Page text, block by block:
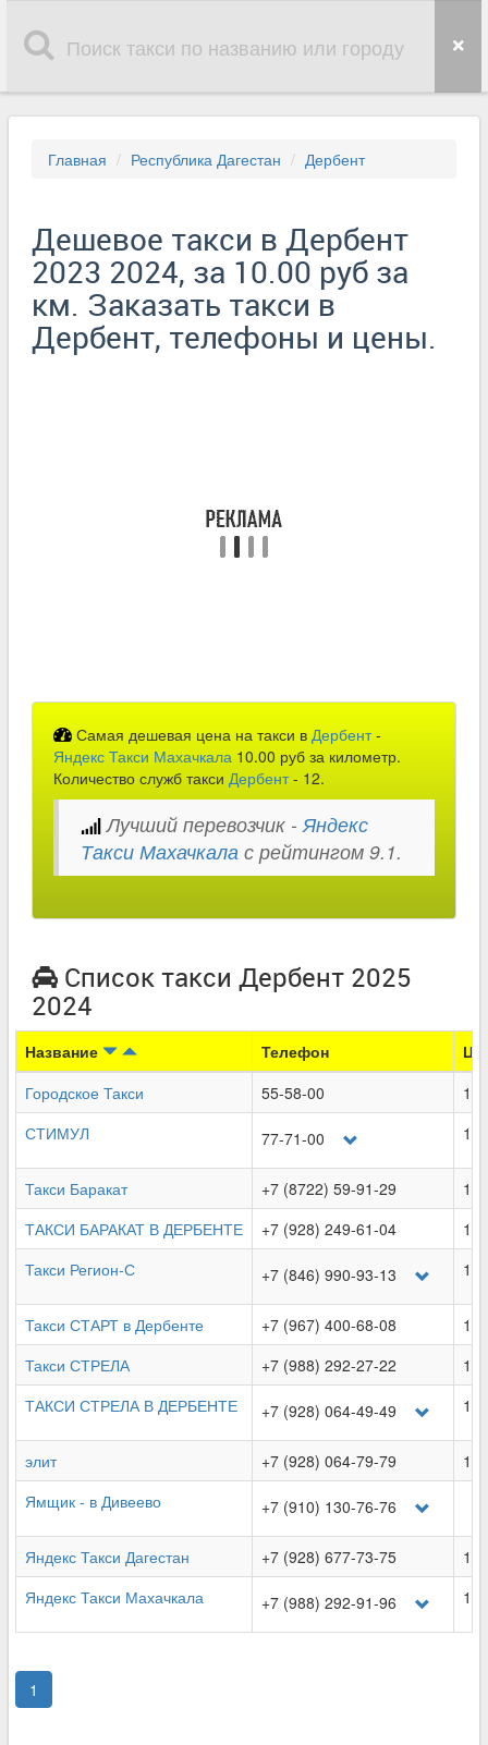
Главная Республика Дагестан Дербент
Дешевое такси в Дербент
2023 2024, за 10.00 руб за
км. Заказать такси в
Дербент, телефоны и цены.
Самая дешевая цена на такси в Дербент-
Яндекс Такси Махачкала 10.00 руб за километр.
Количество служб такси Дербент- 12.
Лучший перевозчик -Яндекс
Такси Махачкала с рейтингом 9.1.
Список такси Дербент 2025
2024
Название Телефон
Городское Такси
55-58-00
СТИМУЛ
77-71-00
Такси Баракат +7 (8722) 59-91-29
ТАКСИ БАРАКАТ В ДЕРБЕНТЕ
+7 (928) 249-61-04
Такси Регион-С
+7 (846) 990-93-13
Такси СТАРТ в Дербенте +7 (967) 400-68-08
Такси СТРЕЛА
+7 (988) 292-27-22
ТАКСИ СТРЕЛА В ДЕРБЕНТЕ
+7 (928) 064-49-49
элит +7 (928) 064-79-79
Ямщик - в Дивеево
+7 (910) 130-76-76
Яндекс Такси Дагестан +7 (928) 677-73-75
Яндекс Такси Махачкала
+7 (988) 292-91-96
1